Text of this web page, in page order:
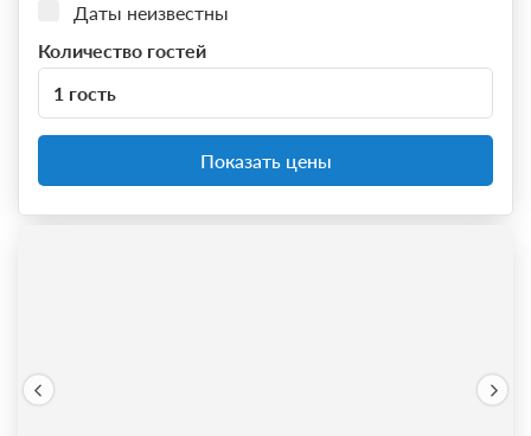
Даты неизвестны
Количество гостей
1 гость
Показать цены